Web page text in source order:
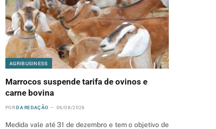
AGRIBUSINESS
Marrocos suspende tarifa de ovinos e
carne bovina
POR DA REDAÇÃO 06/08/2026
Medida vale até 31 de dezembro e tem o objetivo de